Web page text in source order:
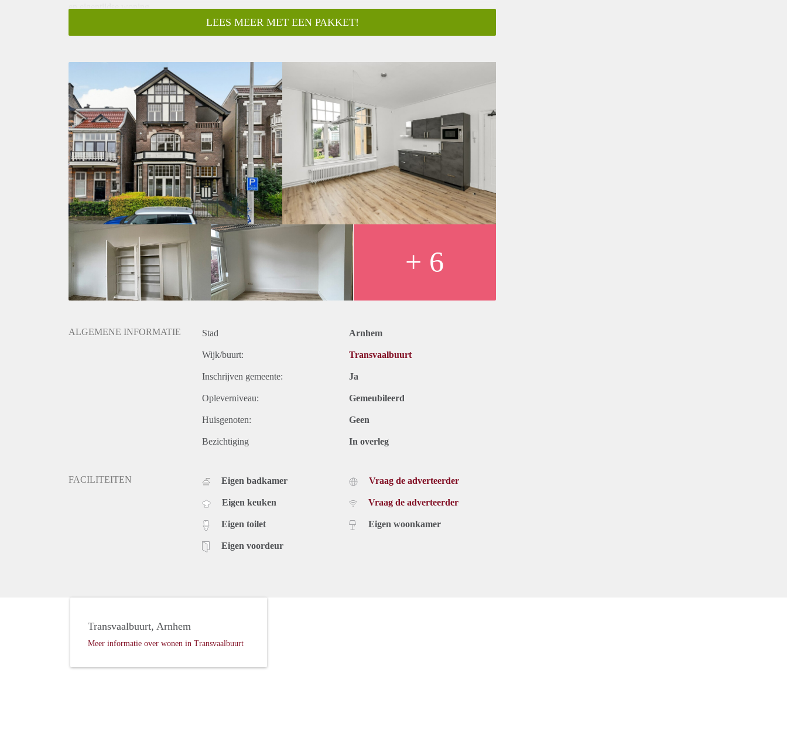
en eigentijdse woning.
LEES MEER MET EEN PAKKET!
+ 6
ALGEMENE INFORMATIE Stad Arnhem
Wijk/buurt: Transvaalbuurt
Inschrijven gemeente: Ja
Opleverniveau: Gemeubileerd
Huisgenoten: Geen
Bezichtiging In overleg
FACILITEITEN Eigen badkamer
Eigen keuken
Eigen toilet
Eigen voordeur
Vraag de adverteerder
Vraag de adverteerder
Eigen woonkamer
Transvaalbuurt, Arnhem
Meer informatie over wonen in Transvaalbuurt